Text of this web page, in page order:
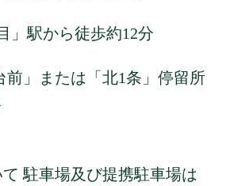
」駅から徒歩約12分
前」または「北1条」停留所
駐車場及び提携駐車場は